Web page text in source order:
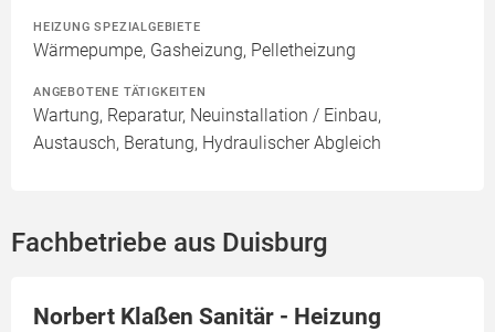
HEIZUNG SPEZIALGEBIETE
Wärmepumpe, Gasheizung, Pelletheizung
ANGEBOTENE TÄTIGKEITEN
Wartung, Reparatur, Neuinstallation / Einbau,
Austausch, Beratung, Hydraulischer Abgleich
Fachbetriebe aus Duisburg
Norbert Klaßen Sanitär - Heizung